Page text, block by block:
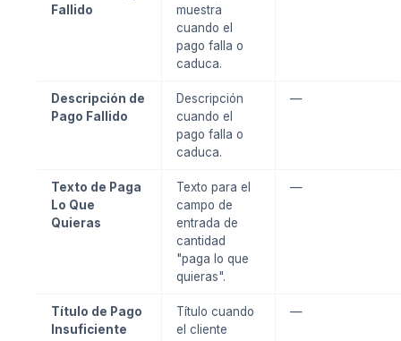
Fallido
muestra
cuando el
pago falla o
caduca.
Descripción de
Pago Fallido
Descripción
cuando el
pago falla o
caduca.
—
Texto de Paga
Lo Que
Quieras
Texto para el
campo de
entrada de
cantidad
"paga lo que
quieras".
—
Título de Pago
Insuficiente
Título cuando
el cliente
—